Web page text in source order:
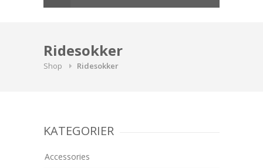
Ridesokker
Shop Ridesokker
KATEGORIER
Accessories